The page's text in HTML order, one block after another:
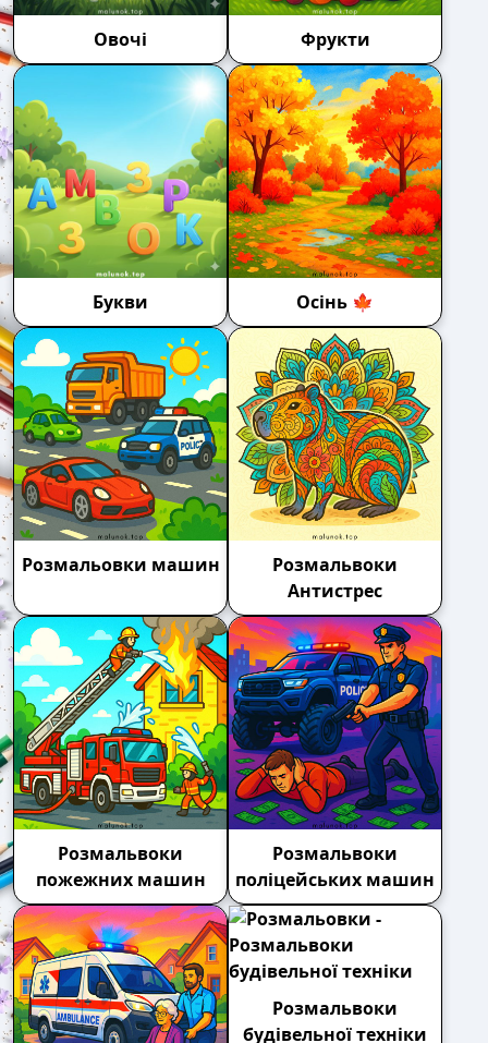
Овочі Фрукти
Букви Осінь 🍁
Розмальовки машин
Розмальвоки
Антистрес
Розмальвоки
пожежних машин
Розмальвоки
поліцейських машин
Розмальвоки
будівельної техніки